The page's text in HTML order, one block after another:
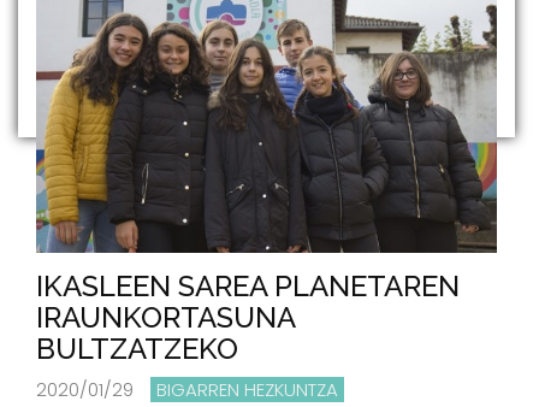
IKASLEEN SAREA PLANETAREN
IRAUNKORTASUNA
BULTZATZEKO
2020/01/29 BIGARREN HEZKUNTZA